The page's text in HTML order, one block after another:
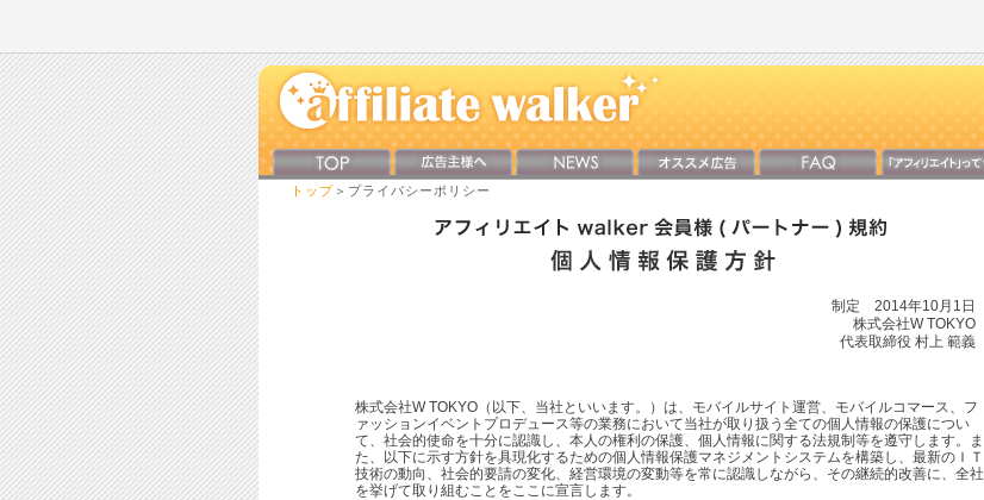
トップ ＞プライバシーポリシー
制定 2014年10月1日
株式会社W TOKYO
代表取締役 村上 範義
株式会社W TOKYO（以下、当社といいます。）は、モバイルサイト運営、モバイルコマース、フ
ァッションイベントプロデュース等の業務において当社が取り扱う全ての個人情報の保護につい
て、社会的使命を十分に認識し、本人の権利の保護、個人情報に関する法規制等を遵守します。ま
た、以下に示す方針を具現化するための個人情報保護マネジメントシステムを構築し、最新のＩＴ
技術の動向、社会的要請の変化、経営環境の変動等を常に認識しながら、その継続的改善に、全社
を挙げて取り組むことをここに宣言します。